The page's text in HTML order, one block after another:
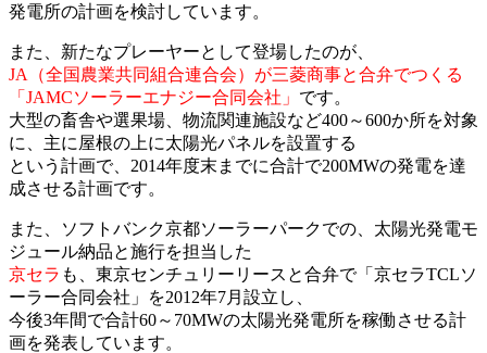
発電所の計画を検討しています。
また、新たなプレーヤーとして登場したのが、
JA（全国農業共同組合連合会）が三菱商事と合弁でつくる
「JAMCソーラーエナジー合同会社」 です。
大型の畜舎や選果場、物流関連施設など400～600か所を対象
に、主に屋根の上に太陽光パネルを設置する
という計画で、2014年度末までに合計で200MWの発電を達
成させる計画です。
また、ソフトバンク京都ソーラーパークでの、太陽光発電モ
ジュール納品と施行を担当した
京セラ も、東京センチュリーリースと合弁で「京セラTCLソ
ーラー合同会社」を2012年7月設立し、
今後3年間で合計60～70MWの太陽光発電所を稼働させる計
画を発表しています。